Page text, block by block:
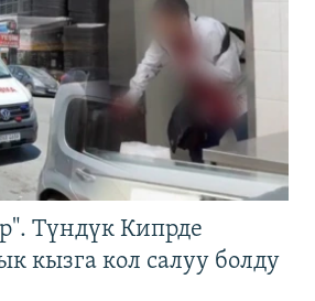
Түндүк Кипрде
кызга кол салуу болду